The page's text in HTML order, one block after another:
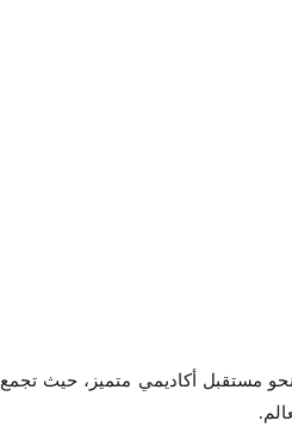
مستقبل أكاديمي متميز، حيث تجمع